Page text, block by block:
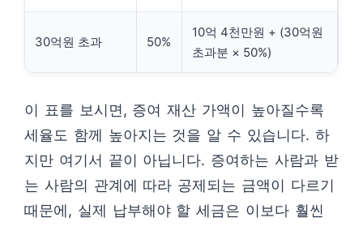
30억원 초과 50%
10억 4천만원 + (30억원
초과분 × 50%)
이 표를 보시면, 증여 재산 가액이 높아질수록
세율도 함께 높아지는 것을 알 수 있습니다. 하
지만 여기서 끝이 아닙니다. 증여하는 사람과 받
는 사람의 관계에 따라 공제되는 금액이 다르기
때문에, 실제 납부해야 할 세금은 이보다 훨씬